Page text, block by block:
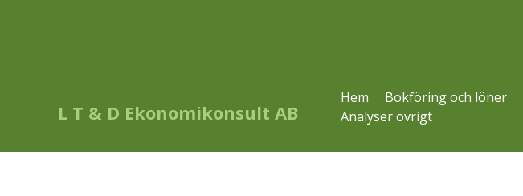
L T & D Ekonomikonsult AB
Hem Bokföring och löner
Analyser övrigt